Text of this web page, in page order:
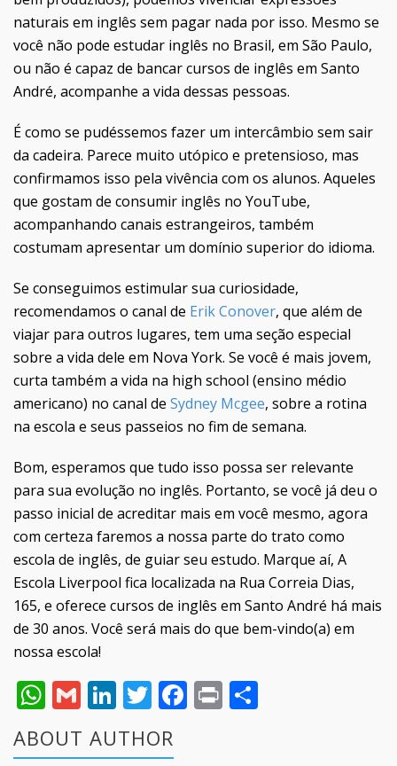
naturais em inglês sem pagar nada por isso. Mesmo se
você não pode estudar inglês no Brasil, em São Paulo,
ou não é capaz de bancar cursos de inglês em Santo
André, acompanhe a vida dessas pessoas.
É como se pudéssemos fazer um intercâmbio sem sair
da cadeira. Parece muito utópico e pretensioso, mas
confirmamos isso pela vivência com os alunos. Aqueles
que gostam de consumir inglês no YouTube,
acompanhando canais estrangeiros, também
costumam apresentar um domínio superior do idioma.
Se conseguimos estimular sua curiosidade,
recomendamos o canal de Erik Conover, que além de
viajar para outros lugares, tem uma seção especial
sobre a vida dele em Nova York. Se você é mais jovem,
curta também a vida na high school (ensino médio
americano) no canal de Sydney Mcgee, sobre a rotina
na escola e seus passeios no fim de semana.
Bom, esperamos que tudo isso possa ser relevante
para sua evolução no inglês. Portanto, se você já deu o
passo inicial de acreditar mais em você mesmo, agora
com certeza faremos a nossa parte do trato como
escola de inglês, de guiar seu estudo. Marque aí, A
Escola Liverpool fica localizada na Rua Correia Dias,
165, e oferece cursos de inglês em Santo André há mais
de 30 anos. Você será mais do que bem-vindo(a) em
nossa escola!
WhatsApp
GmailLinkedIn
Twitter
Facebook
Print
ABOUT AUTHOR